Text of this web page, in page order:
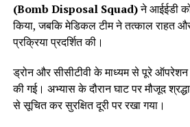
(Bomb Disposal Squad)ने आईईडी
किया, जबकि मेडिकल टीम ने तत्काल राहत
प्रक्रिया प्रदर्शित की।
ड्रोन और सीसीटीवी के माध्यम से पूरे
की गई। अभ्यास के दौरान घाट पर मौजूद
से सूचित कर सुरक्षित दूरी पर रखा गया।